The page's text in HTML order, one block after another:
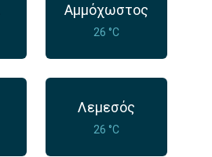
Αμμόχωστος
26 °C
Λεμεσός
26 °C